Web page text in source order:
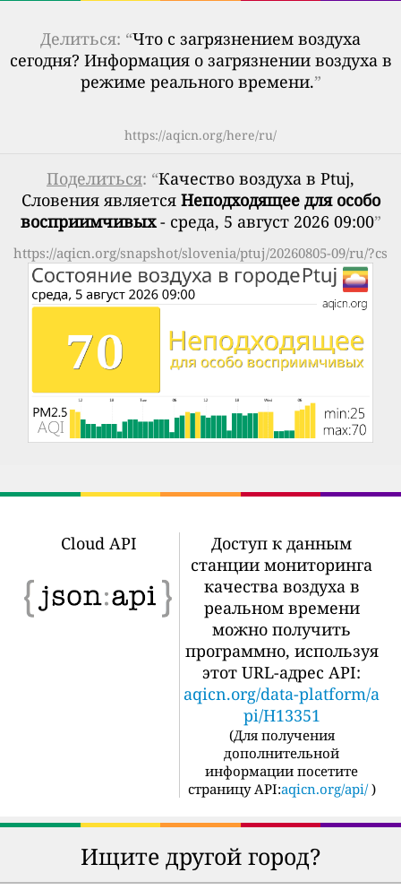
Делиться: “Что с загрязнением воздуха
сегодня? Информация о загрязнении воздуха в
режиме реального времени.”
https://aqicn.org/here/ru/
Поделиться: “Качество воздуха в Ptuj,
Словения является Неподходящее для особо
восприимчивых- среда, 5 август 2026 09:00”
https://aqicn.org/snapshot/slovenia/ptuj/20260805-09/ru/?cs
Cloud API
Доступ к данным
станции мониторинга
качества воздуха в
реальном времени
можно получить
программно, используя
этот URL-адрес API:
aqicn.org/data-platform/a
pi/H13351
(Для получения
дополнительной
информации посетите
страницу API:aqicn.org/api/ )
Ищите другой город?